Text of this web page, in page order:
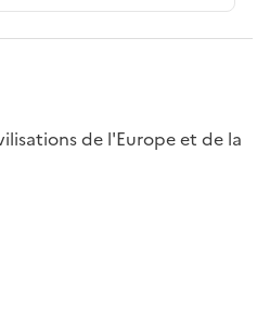
de l'Europe et de la